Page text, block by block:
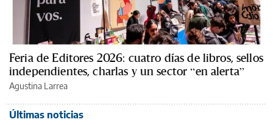
Feria de Editores 2026: cuatro días de libros, sellos
independientes, charlas y un sector “en alerta”
Agustina Larrea
Últimas noticias